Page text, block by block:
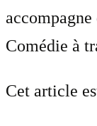
Comédie à
Cet article